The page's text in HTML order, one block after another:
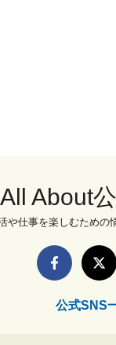
All About
や仕事を楽しむための
公式SNS